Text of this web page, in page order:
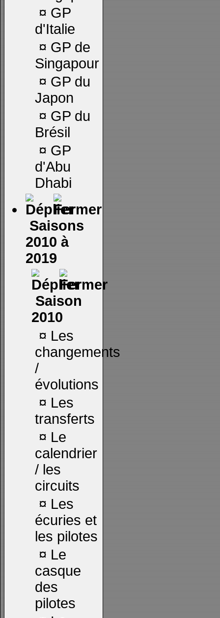
¤ GP
d'Italie
¤ GP de
Singapour
¤ GP du
Japon
¤ GP du
Brésil
¤ GP
d'Abu
Dhabi
Saisons
2010 à
2019
Saison
2010
¤ Les
changements
/
évolutions
¤ Les
transferts
¤ Le
calendrier
/ les
circuits
¤ Les
écuries et
les pilotes
¤ Le
casque
des
pilotes